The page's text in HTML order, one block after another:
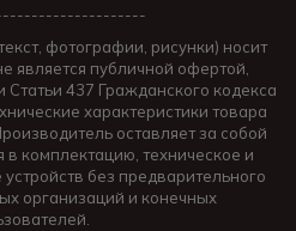
фотографии, рисунки) носит
является публичной офертой,
437 Гражданского кодекса
характеристики товара
оставляет за собой
комплектацию, техническое и
без предварительного
организаций и конечных